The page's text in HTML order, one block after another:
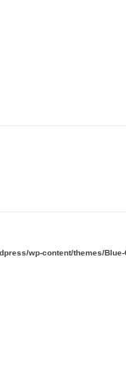
wp-content/themes/